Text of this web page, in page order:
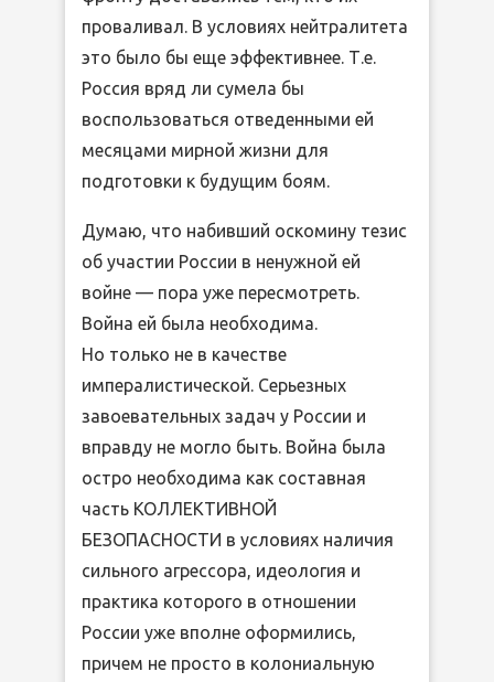
проваливал. В условиях нейтралитета
это было бы еще эффективнее. Т.е.
Россия вряд ли сумела бы
воспользоваться отведенными ей
месяцами мирной жизни для
подготовки к будущим боям.
Думаю, что набивший оскомину тезис
об участии России в ненужной ей
войне — пора уже пересмотреть.
Война ей была необходима.
Но только не в качестве
импералистической. Серьезных
завоевательных задач у России и
вправду не могло быть. Война была
остро необходима как составная
часть КОЛЛЕКТИВНОЙ
БЕЗОПАСНОСТИ в условиях наличия
сильного агрессора, идеология и
практика которого в отношении
России уже вполне оформились,
причем не просто в колониальную